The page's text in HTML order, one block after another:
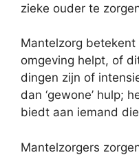
zieke ouder te
Mantelzorg
omgeving helpt, of
dingen zijn of
dan ‘gewone’ hulp;
biedt aan iemand
Mantelzorgers